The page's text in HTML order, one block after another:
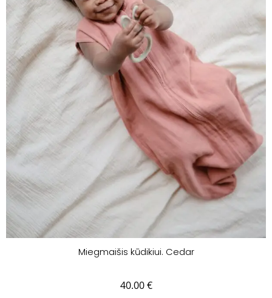
Miegmaišis kūdikiui. Cedar
40.00€